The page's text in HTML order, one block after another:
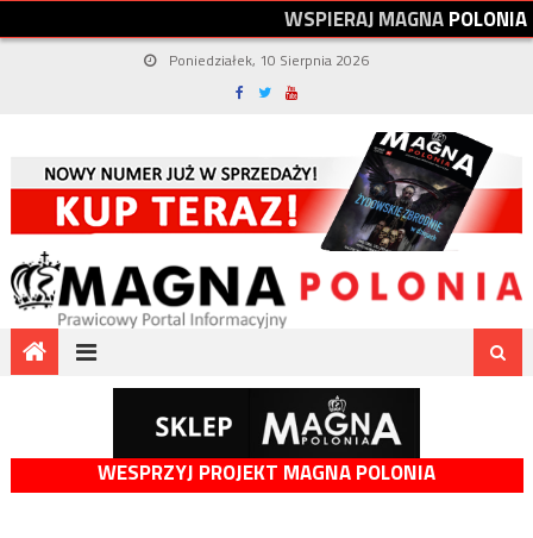
WSPIERAJMAGNAPOLONIA
Poniedziałek, 10 Sierpnia 2026
WESPRZYJ PROJEKT MAGNA POLONIA